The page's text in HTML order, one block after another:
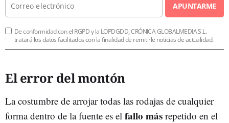
APUNTARME
De conformidad con el RGPD y la LOPDGDD, CRÓNICA GLOBALMEDIA S.L.
tratará los datos facilitados con la finalidad de remitirle noticias de actualidad.
El error del montón
La costumbre de arrojar todas las rodajas de cualquier
forma dentro de la fuente es el fallo más repetido en el